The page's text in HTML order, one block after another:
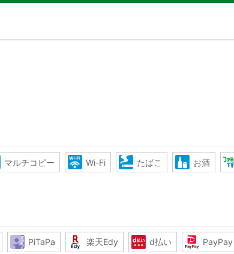
マルチコピー Wi-Fi たばこ お酒
PiTaPa 楽天Edy d払い PayPay